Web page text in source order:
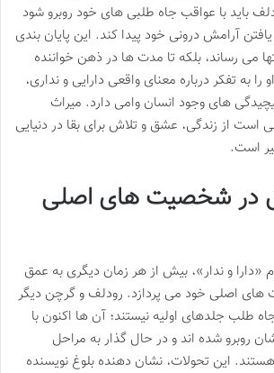
باید با عواقب جاه طلبی های خود روبرو شود
آرامش درونی خود پیدا کند. این پایان بندی
می رساند، بلکه تا مدت ها در ذهن خواننده
به تفکر درباره معنای واقعی دارایی و نداری،
های وجود انسان وامی دارد. میراث
است از زندگی، عشق و تلاش برای بقا در دنیایی
است.
در شخصیت های اصلی
«دارا و ندار»، بیش از هر زمان دیگری به عمق
اصلی خود می پردازد. رودلف و گرچن دیگر
طلب جلدهای اولیه نیستند؛ آن ها اکنون با
روبرو شده اند و در حال گذار به مراحل
این تحولات، نشان دهنده بلوغ نویسنده